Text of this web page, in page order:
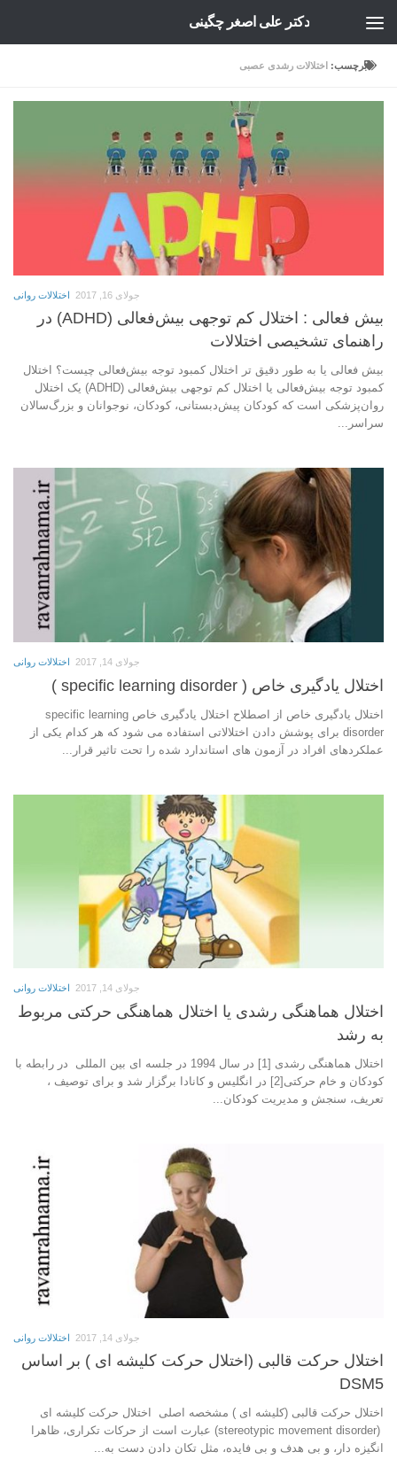
دکتر علی اصغر چگینی
برچسب: اختلالات رشدی عصبی
اختلالات روانی جولای 16, 2017
بیش فعالی : اختلال کم توجهی بیش‌فعالی (ADHD) در
راهنمای تشخیصی اختلالات
بیش فعالی یا به طور دقیق تر اختلال کمبود توجه بیش‌فعالی چيست؟ اختلال
کمبود توجه بیش‌فعالی یا اختلال کم توجهی بیش‌فعالی (ADHD) يک اختلال
روان‌پزشکی است که کودکان پیش‌دبستانی، کودکان، نوجوانان و بزرگ‌سالان
سراسر...
اختلالات روانی جولای 14, 2017
اختلال یادگیری خاص ( specific learning disorder )
اختلال یادگیری خاص از اصطلاح اختلال یادگیری خاص specific learning
disorder برای پوشش دادن اختلالاتی استفاده می شود که هر کدام یکی از
عملکردهای افراد در آزمون های استاندارد شده را تحت تاثیر قرار...
اختلالات روانی جولای 14, 2017
اختلال هماهنگی رشدی یا اختلال هماهنگی حرکتی مربوط
به رشد
اختلال هماهنگی رشدی [1] در سال 1994 در جلسه ای بین المللی در رابطه با
کودکان و خام حرکتی[2] در انگلیس و کانادا برگزار شد و برای توصیف ،
تعریف، سنجش و مدیریت کودکان...
اختلالات روانی جولای 14, 2017
اختلال حرکت قالبی (اختلال حرکت کلیشه ای ) بر اساس
DSM5
اختلال حرکت قالبی (کلیشه ای ) مشخصه اصلی اختلال حركت كلیشه ای
(stereotypic movement disorder) عبارت است از حركات تكراری، ظاهرا
انگیزه دار، و بی هدف و بی فایده، مثل تكان دادن دست به...